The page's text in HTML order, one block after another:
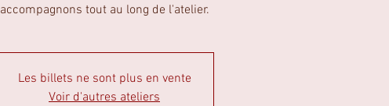
accompagnons tout au long de l'atelier.
Les billets ne sont plus en vente
Voir d'autres ateliers